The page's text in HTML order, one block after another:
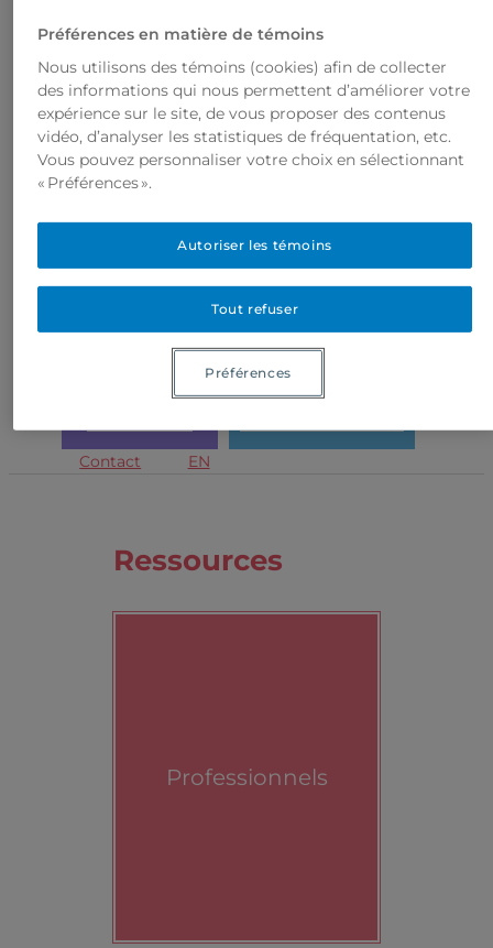
Nouvelles
Recherche
Ressources
Contact EN
Ressources
Professionnels
Préférences en matière de témoins
Nous utilisons des témoins (cookies) afin de collecter
des informations qui nous permettent d’améliorer votre
expérience sur le site, de vous proposer des contenus
vidéo, d’analyser les statistiques de fréquentation, etc.
Vous pouvez personnaliser votre choix en sélectionnant
« Préférences ».
Tout refuser
Autoriser les témoins
Préférences